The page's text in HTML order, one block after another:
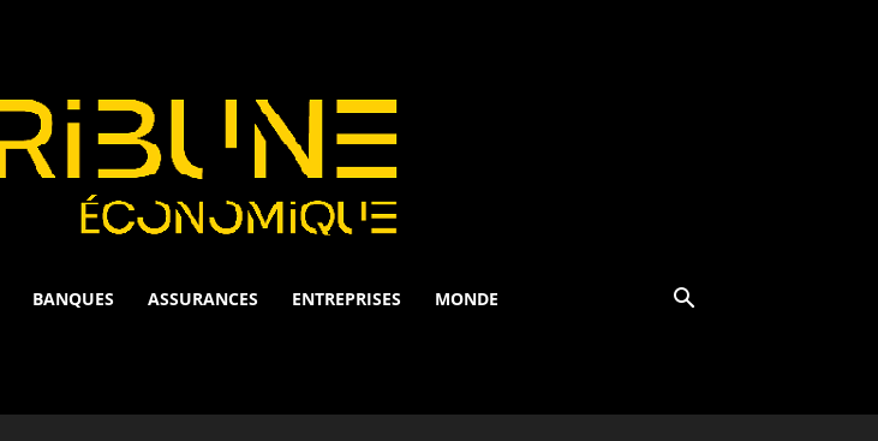
BANQUES ASSURANCES ENTREPRISES MONDE